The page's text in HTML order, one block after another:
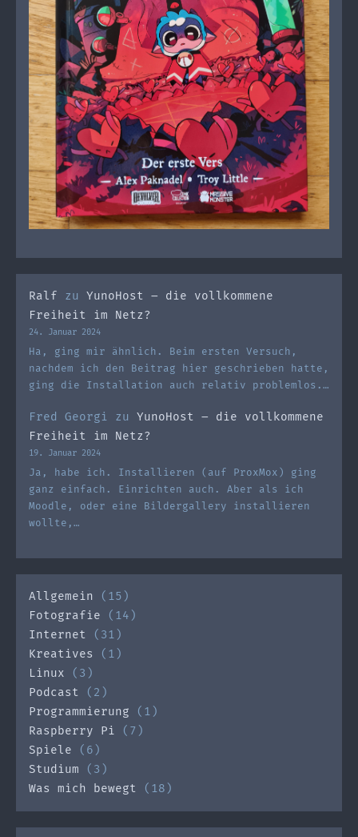
Ralf zu YunoHost – die vollkommene
Freiheit im Netz?
24. Januar 2024
Ha, ging mir ähnlich. Beim ersten Versuch,
nachdem ich den Beitrag hier geschrieben hatte,
ging die Installation auch relativ problemlos.…
Fred Georgi zu YunoHost – die vollkommene
Freiheit im Netz?
19. Januar 2024
Ja, habe ich. Installieren (auf ProxMox) ging
ganz einfach. Einrichten auch. Aber als ich
Moodle, oder eine Bildergallery installieren
wollte,…
Allgemein (15)
Fotografie (14)
Internet (31)
Kreatives
(1)
Linux (3)
Podcast (2)
Programmierung (1)
Raspberry Pi (7)
Spiele (6)
Studium (3)
Was mich bewegt (18)